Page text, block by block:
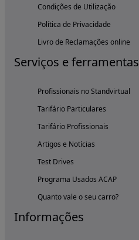
Condições de Utilização
Política de Privacidade
Livro de Reclamações online
Serviços e ferramentas
Profissionais no Standvirtual
Tarifário Particulares
Tarifário Profissionais
Artigos e Notícias
Test Drives
Programa Usados ACAP
Quanto vale o seu carro?
Informações